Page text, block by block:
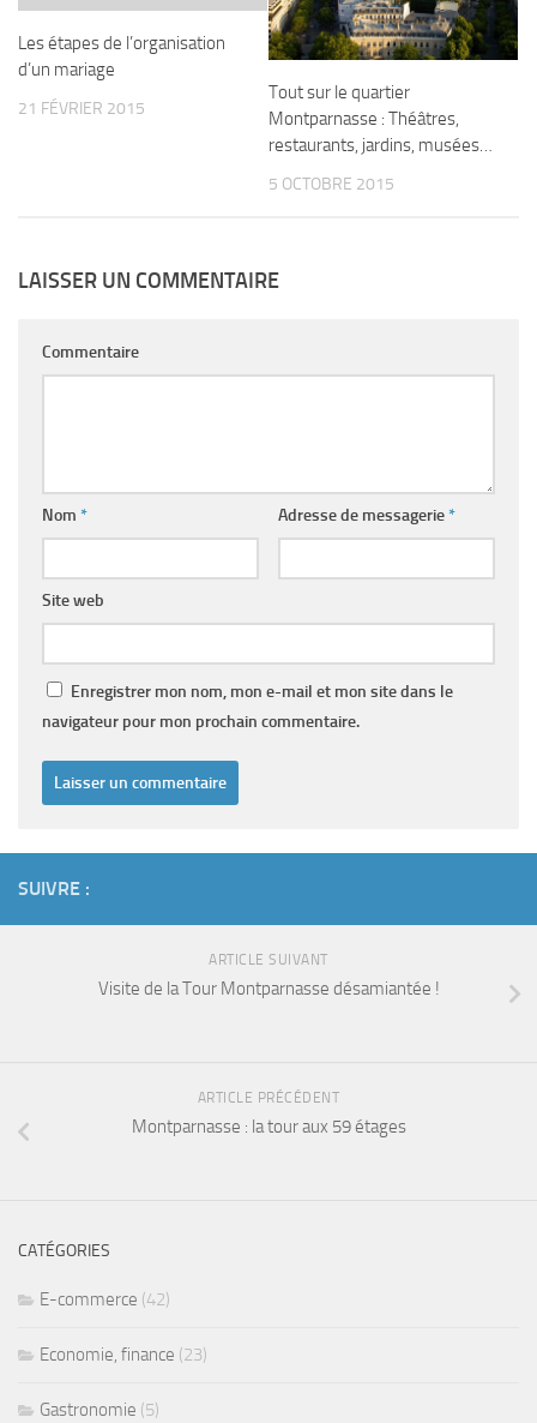
Les étapes de l’organisation
d’un mariage
21 FÉVRIER 2015
Tout sur le quartier
Montparnasse : Théâtres,
restaurants, jardins, musées…
5 OCTOBRE 2015
LAISSER UN COMMENTAIRE
Commentaire
Nom * Adresse de messagerie*
Site web
Enregistrer mon nom, mon e-mail et mon site dans le
navigateur pour mon prochain commentaire.
SUIVRE :
ARTICLE SUIVANT
Visite de la Tour Montparnasse désamiantée !
ARTICLE PRÉCÉDENT
Montparnasse : la tour aux 59 étages
CATÉGORIES
E-commerce (42)
Economie, finance (23)
Gastronomie (5)